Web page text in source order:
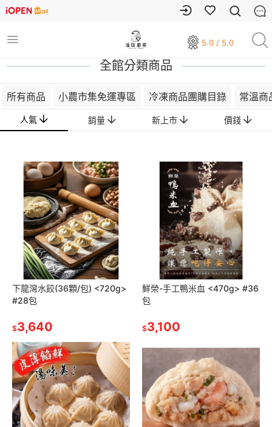
5.0 / 5.0
全館分類商品
所有商品 小農市集免運專區 冷凍商品團購目錄 常溫商
人氣 銷量 新上市 價錢
下龍灣水餃(36顆/包) <720g>
#28包
$3,640
鮮榮-手工鴨米血 <470g> #36
包
$3,100